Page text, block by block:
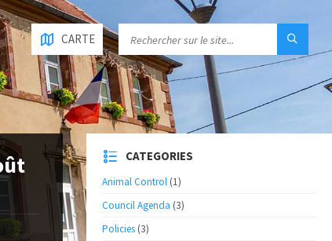
CARTE
CATEGORIES
Animal Control(1)
Council Agenda (3)
Policies(3)